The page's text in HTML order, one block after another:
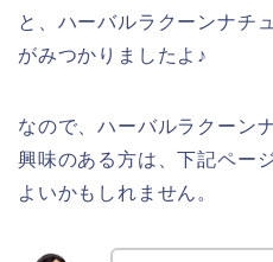
と、ハーバルラクーンナチ
がみつかりましたよ♪
なので、ハーバルラクーン
興味のある方は、下記ペー
よいかもしれません。